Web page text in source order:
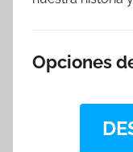
Opciones